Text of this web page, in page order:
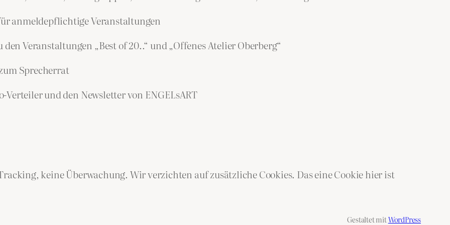
anmeldepflichtige Veranstaltungen
Veranstaltungen „Best of 20..“ und „Offenes Atelier Oberberg“
Sprecherrat
und den Newsletter von ENGELsART
keine Überwachung. Wir verzichten auf zusätzliche Cookies. Das eine Cookie hier ist
Gestaltet mitWordPress